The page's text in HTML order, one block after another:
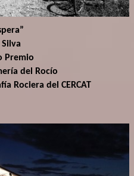
Premio
del Rocío
Rociera del CERCAT